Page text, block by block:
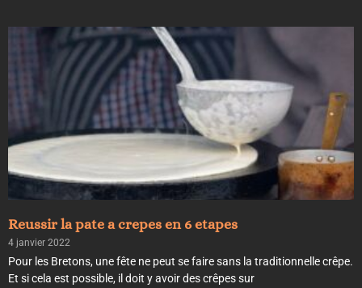
Reussir la pate a crepes en 6 etapes
4 janvier 2022
Pour les Bretons, une fête ne peut se faire sans la traditionnelle crêpe.
Et si cela est possible, il doit y avoir des crêpes sur